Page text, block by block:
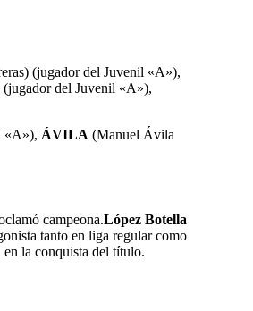
(jugador del Juvenil «A»),
(jugador del Juvenil «A»),
«A»), ÁVILA (Manuel Ávila
campeona.López Botella
tanto en liga regular como
en la conquista del título.